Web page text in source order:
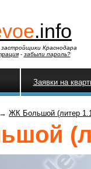
.info
Краснодара
- забыли пароль?
Заявки на
ЖК Большой (литер